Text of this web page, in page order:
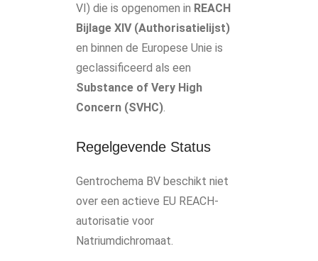
VI) die is opgenomen in REACH
Bijlage XIV (Authorisatielijst)
en binnen de Europese Unie is
geclassificeerd als een
Substance of Very High
Concern (SVHC).
Regelgevende Status
Gentrochema BV beschikt niet
over een actieve EU REACH-
autorisatie voor
Natriumdichromaat.